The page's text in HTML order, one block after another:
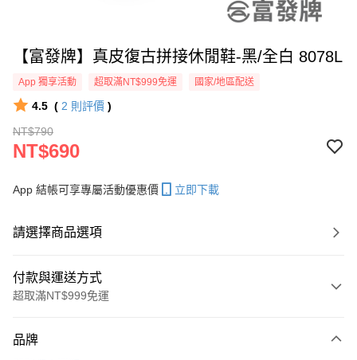
【富發牌】真皮復古拼接休閒鞋-黑/全白 8078L
App 獨享活動 超取滿NT$999免運 國家/地區配送
4.5 ( 2 則評價 )
NT$790
NT$690
App 結帳可享專屬活動優惠價 立即下載
請選擇商品選項
付款與運送方式
超取滿NT$999免運
信用卡一次付款
品牌